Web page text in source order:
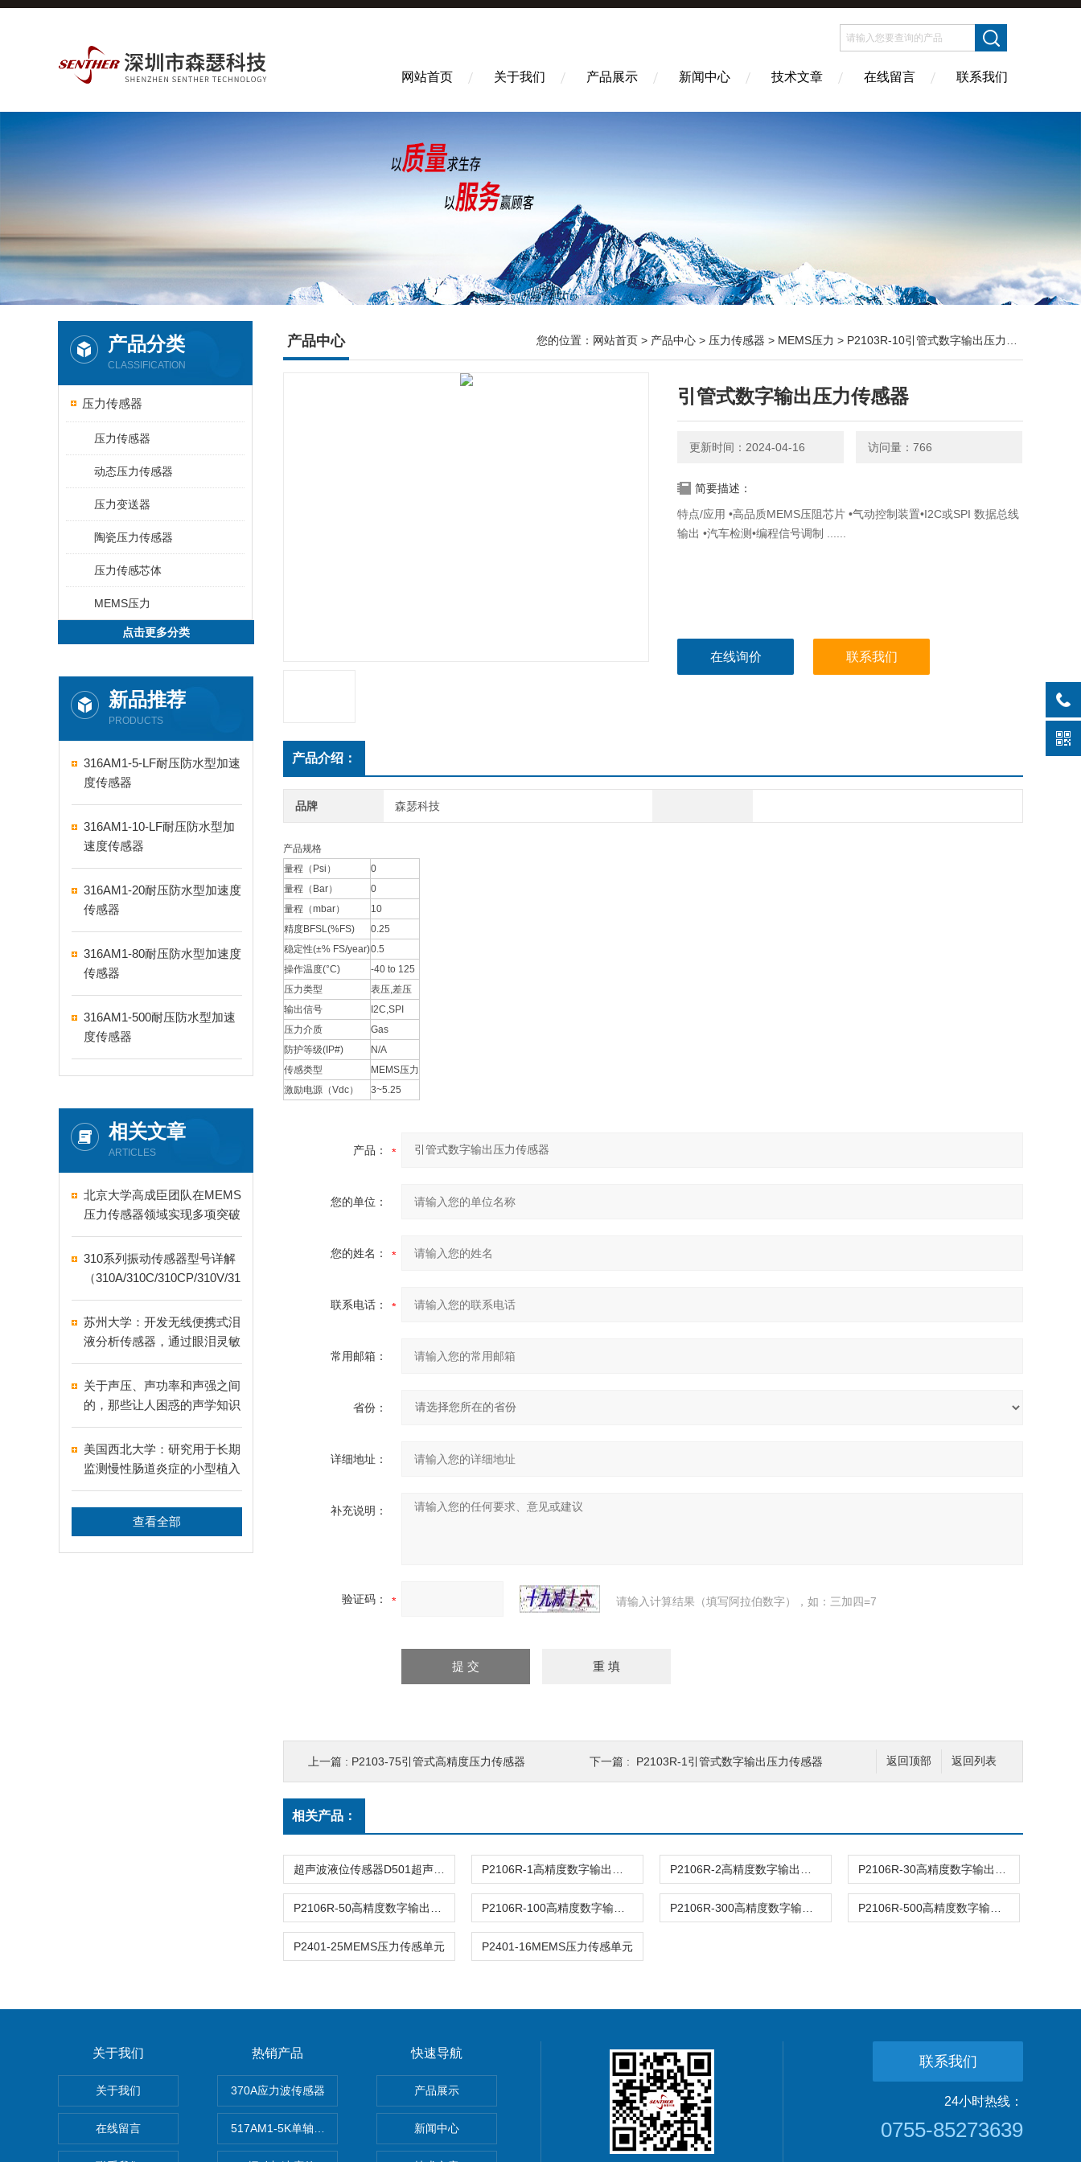
网站首页 关于我们 产品展示 新闻中心 技术文章 在线留言 联系我们
产品分类
CLASSIFICATION
压力传感器
压力传感器
动态压力传感器
压力变送器
陶瓷压力传感器
压力传感芯体
MEMS压力
点击更多分类
新品推荐
PRODUCTS
316AM1-5-LF耐压防水型加速
度传感器
316AM1-10-LF耐压防水型加
速度传感器
316AM1-20耐压防水型加速度
传感器
316AM1-80耐压防水型加速度
传感器
316AM1-500耐压防水型加速
度传感器
相关文章
ARTICLES
北京大学高成臣团队在MEMS
压力传感器领域实现多项突破
310系列振动传感器型号详解
（310A/310C/310CP/310V/31
0W）
苏州大学：开发无线便携式泪
液分析传感器，通过眼泪灵敏
检测眼病
关于声压、声功率和声强之间
的，那些让人困惑的声学知识
美国西北大学：研究用于长期
监测慢性肠道炎症的小型植入
式温度传感器
查看全部
产品中心 您的位置： 网站首页 > 产品中心 > 压力传感器 > MEMS压力 > P2103R-10引管式数字输出压力传感器
引管式数字输出压力传感器
更新时间：2024-04-16 访问量：766
简要描述：
特点/应用 •高品质MEMS压阻芯片 •气动控制装置•I2C或SPI 数据总线
输出 •汽车检测•编程信号调制 ......
在线询价 联系我们
产品介绍：
品牌 森瑟科技
产品规格
量程（Psi）
0
量程（Bar）
0
量程（mbar）
10
精度BFSL(%FS)
0.25
稳定性(±% FS/year)0.5
操作温度(°C)
-40 to 125
压力类型
表压,差压
输出信号
I2C,SPI
压力介质
Gas
防护等级(IP#)
N/A
传感类型
MEMS压力
激励电源（Vdc）
3~5.25
产品：
您的单位：
您的姓名：
联系电话：
常用邮箱：
省份：
详细地址：
补充说明：
验证码： 请输入计算结果（填写阿拉伯数字），如：三加四=7
返回列表
返回顶部
上一篇 : P2103-75引管式高精度压力传感器 下一篇 : P2103R-1引管式数字输出压力传感器
相关产品：
P2401-25MEMS压力传感单元 P2401-16MEMS压力传感单元
关于我们
关于我们
在线留言
热销产品
370A应力波传感器
517AM1-5K单轴冲击IEPE加速度传感器
快速导航
产品展示
新闻中心
联系我们
24小时热线：
0755-85273639